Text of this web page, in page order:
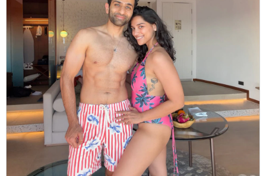
समीक्षा तस्वीरों में प्रिंटेड बैकलेस रिवीलिंग मोनोकनी में नजर आ
रही हैं. मोनोकनी पहने वो अपने वॉटर विला में चिल करती हुई
दिखाई दीं.